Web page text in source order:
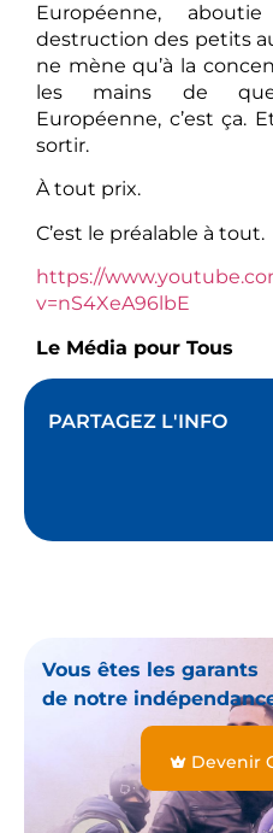
Européenne,
destruction des petits
ne mène qu’à la
les mains de
Européenne, c’est ça.
sortir.
À tout prix.
C’est le préalable à tout.
https://
v=nS4XeA96lbE
Le Média pour Tous
PARTAGEZ L'INFO
Vous êtes les garants
de notre
Devenir